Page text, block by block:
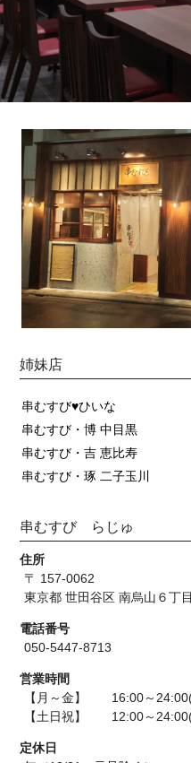
姉妹店
串むすび♥ひいな
串むすび・博 中目黒
串むすび・吉 恵比寿
串むすび・琢 二子玉川
串むすび らじゅ
住所
〒 157-0062
東京都 世田谷区 南烏山６丁
電話番号
050-5447-8713
営業時間
【月～金】 16:00～
【土日祝】 12:00～
定休日